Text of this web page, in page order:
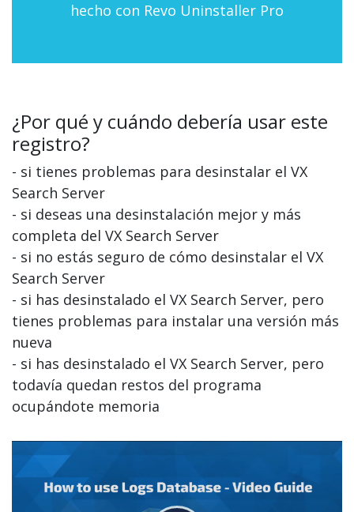
hecho con Revo Uninstaller Pro
¿Por qué y cuándo debería usar este
registro?
- si tienes problemas para desinstalar el VX
Search Server
- si deseas una desinstalación mejor y más
completa del VX Search Server
- si no estás seguro de cómo desinstalar el VX
Search Server
- si has desinstalado el VX Search Server, pero
tienes problemas para instalar una versión más
nueva
- si has desinstalado el VX Search Server, pero
todavía quedan restos del programa
ocupándote memoria